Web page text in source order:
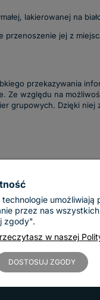
lakierowanej na
jej z
przekazywania
Ze względu na
grupowych. Dzięki
przez nas
zgody".
w naszej
DOSTOSUJ ZGODY